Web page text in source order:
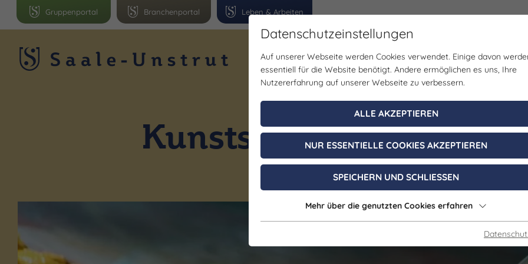
Leben & Arbeiten
Branchenportal
Gruppenportal
Region Erlebnisse Veranstaltungen Planen
Museum
Kunststiftung ben zi
Merseburg
Datenschutzeinstellungen
Auf unserer Webseite werden Cookies verwendet. Einige davon
essentiell für die Website benötigt. Andere ermöglichen es uns, Ihre
Nutzererfahrung auf unserer Webseite zu verbessern.
ALLE AKZEPTIEREN
NUR ESSENTIELLE COOKIES AKZEPTIEREN
SPEICHERN UND SCHLIESSEN
Mehr über die genutzten Cookies erfahren